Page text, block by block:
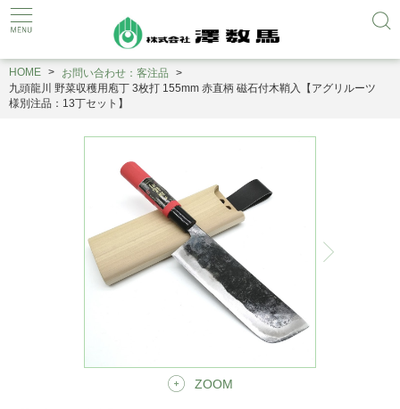
HOME
お問い合わせ：客注品
九頭龍川 野菜収穫用庖丁 3枚打 155mm 赤直柄 磁石付木鞘入【アグリルーツ
様別注品：13丁セット】
ZOOM